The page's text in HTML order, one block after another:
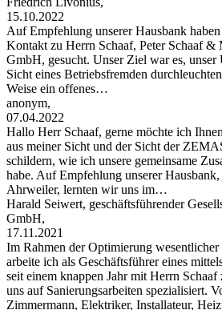
15.10.2022
Auf Empfehlung unserer Hausbank
Kontakt zu Herrn Schaaf, Peter Schaaf &
GmbH, gesucht. Unser Ziel war es, unser
Sicht eines Betriebsfremden
Weise ein offenes…
anonym,
07.04.2022
Hallo Herr Schaaf, gerne möchte ich
aus meiner Sicht und der Sicht der
schildern, wie ich unsere gemeinsame
habe. Auf Empfehlung unserer Hausbank,
Ahrweiler, lernten wir uns im…
Harald Seiwert, geschäftsführender
GmbH,
17.11.2021
Im Rahmen der Optimierung wesentlicher
arbeite ich als Geschäftsführer eines
seit einem knappen Jahr mit Herrn Schaaf
uns auf Sanierungsarbeiten spezialisiert.
Zimmermann, Elektriker, Installateur,